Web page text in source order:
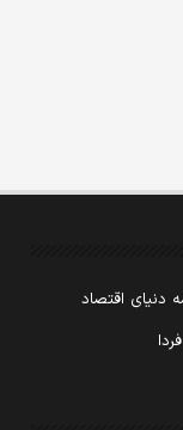
دنیای اقتصاد